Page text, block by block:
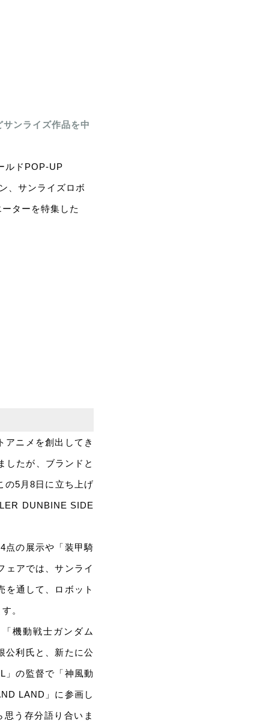
ンライズ作品を中
ルドPOP-UP
、サンライズロボ
ターを特集した
アニメを創出してき
したが、ブランドと
の5月8日に立ち上げ
DUNBINE SIDE
点の展示や「装甲騎
ェアでは、サンライ
を通して、ロボット
。
機動戦士ガンダム
公利氏と、新たに公
」の監督で「神風動
LAND」に参画し
う存分語り合いま